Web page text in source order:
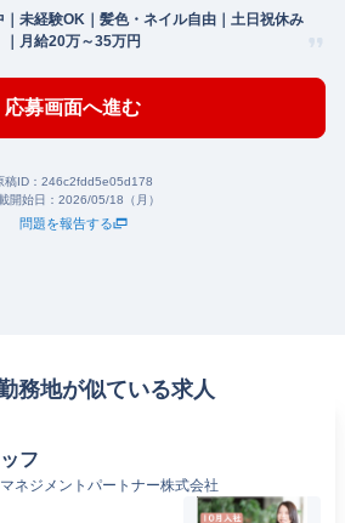
未経験OK｜髪色・ネイル自由｜土日祝休み
｜月給20万～35万円
応募画面へ進む
稿ID： 246c2fdd5e05d178
開始日： 2026/05/18（月）
問題を報告する
務地が似ている求人
フ
ネジメントパートナー株式会社